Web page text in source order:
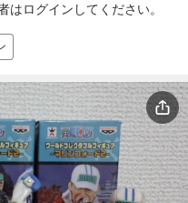
はログインしてください。